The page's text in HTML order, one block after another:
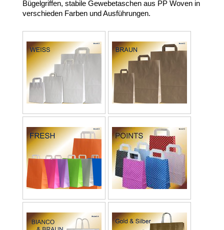
Bügelgriffen, stabile Gewebetaschen aus PP Woven in
verschieden Farben und Ausführungen.